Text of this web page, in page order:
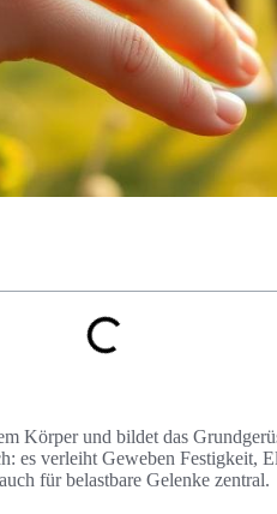
Körper und bildet das
es verleiht Geweben Festigkeit,
für belastbare Gelenke zentral.